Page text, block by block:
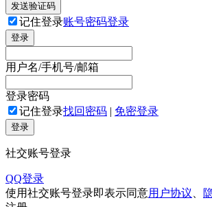
发送验证码
记住登录账号密码登录
登录
用户名/手机号/邮箱
登录密码
记住登录找回密码 | 免密登录
登录
社交账号登录
QQ登录
使用社交账号登录即表示同意用户协议